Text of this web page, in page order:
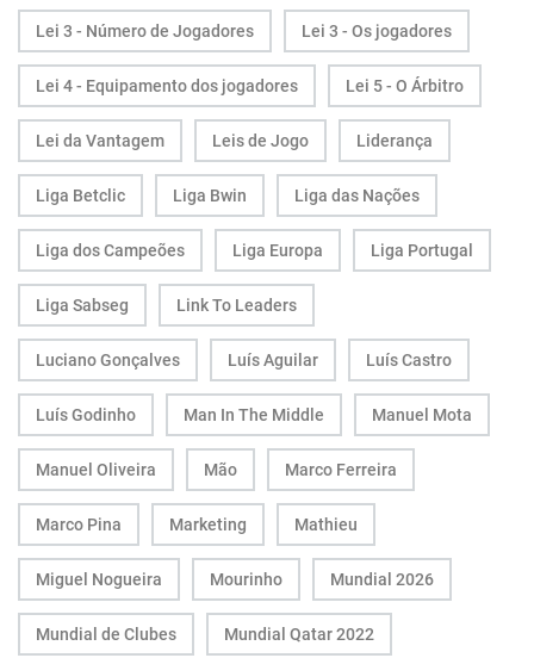
Lei 3 - Número de Jogadores Lei 3 - Os jogadores
Lei 4 - Equipamento dos jogadores Lei 5 - O Árbitro
Lei da Vantagem Leis de Jogo Liderança
Liga Betclic Liga Bwin Liga das Nações
Liga dos Campeões Liga Europa Liga Portugal
Liga Sabseg Link To Leaders
Luciano Gonçalves Luís Aguilar Luís Castro
Luís Godinho Man In The Middle Manuel Mota
Manuel Oliveira Mão Marco Ferreira
Marco Pina Marketing Mathieu
Miguel Nogueira Mourinho Mundial 2026
Mundial de Clubes Mundial Qatar 2022